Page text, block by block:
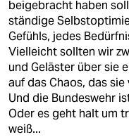
fragen & hilfe
unterstützen
abo
genossenschaft
epaper login
beigebracht haben
ständige
Gefühls, jedes
Vielleicht sollten wir
und Geläster über sie
auf das Chaos, das
Und die Bundeswehr
Oder es geht halt um
weiß...